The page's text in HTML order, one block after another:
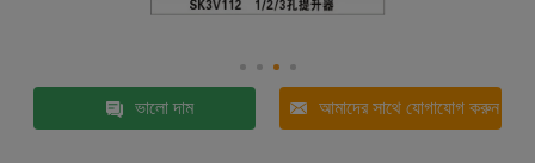
ভালো দাম আমাদের সাথে যোগাযোগ করুন